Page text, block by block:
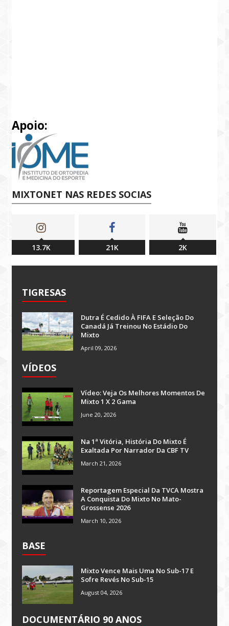
Apoio:
MIXTONET NAS REDES SOCIAS
13.7K 21K 2K
TIGRESAS
Dutra É Cedido À FIFA E Seleção Do
Canadá Já Treinou No Estádio Do
Mixto
April 09, 2026
VÍDEOS
Vídeo: Veja Os Melhores Momentos De
Mixto 1 X 2 Gama
June 20, 2026
Na 1ª Vitória, História Do Mixto É
Exaltada Por Narrador Da CBF TV
March 21, 2026
Reportagem Especial Da TVCA Mostra
A Conquista Do Mixto No Mato-
Grossense 2026
March 10, 2026
BASE
Mixto Vence Mais Uma No Sub-17 E
Sofre Revés No Sub-15
August 04, 2026
DOCUMENTÁRIO 90 ANOS